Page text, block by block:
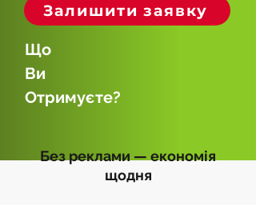
Залишити заявку
Що
Ви
Отримуєте?
Без реклами — економія
щодня